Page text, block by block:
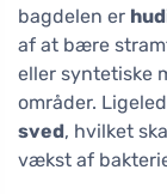
bagdelen er
af at bære
eller syntetiske
områder.
sved, hvilket
vækst af